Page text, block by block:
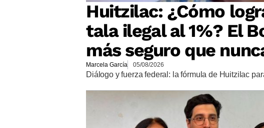
Huitzilac: ¿Cómo
tala ilegal al 1%? El
más seguro que
Marcela García 05/08/2026
Diálogo y fuerza federal: la fórmula de Huitzilac